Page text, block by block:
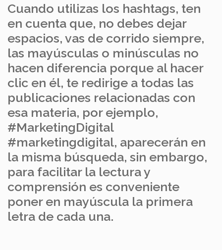
Cuando utilizas los hashtags, ten
en cuenta que, no debes dejar
espacios, vas de corrido siempre,
las mayúsculas o minúsculas no
hacen diferencia porque al hacer
clic en él, te redirige a todas las
publicaciones relacionadas con
esa materia, por ejemplo,
#MarketingDigital
#marketingdigital, aparecerán en
la misma búsqueda, sin embargo,
para facilitar la lectura y
comprensión es conveniente
poner en mayúscula la primera
letra de cada una.